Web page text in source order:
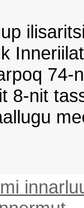
74-
8-nit